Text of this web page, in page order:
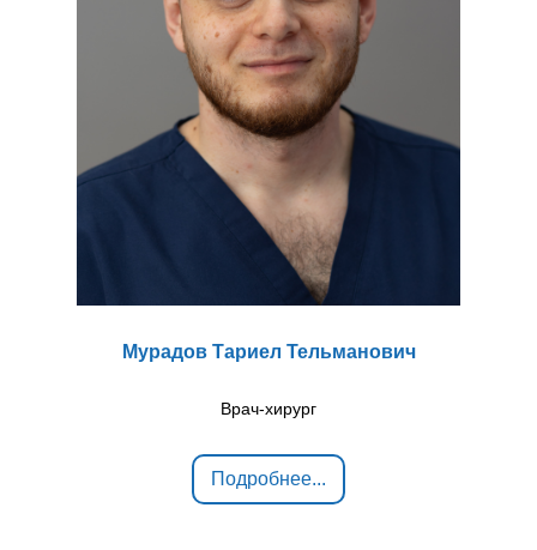
Мурадов Тариел Тельманович
Врач-хирург
Подробнее...